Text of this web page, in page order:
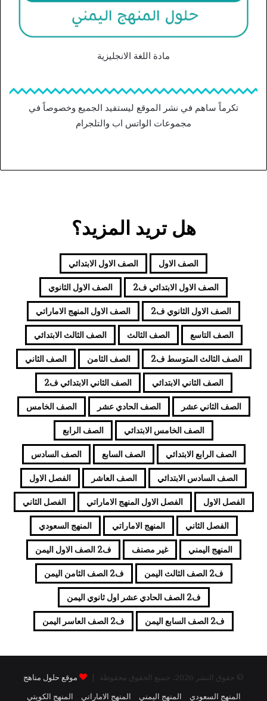
مادة اللغة الانجليزية
تكرماً ساهم في نشر الموقع ليستفيد الجميع وخصوصاً في
مجموعات الواتس اب والتلجرام
هل تريد المزيد؟
الصف الاول الصف الاول الابتدائي
الصف الاول الابتدائي ف2 الصف الاول الثانوي
الصف الاول الثانوي ف2 الصف الاول المنهج الاماراتي
الصف التاسع الصف الثالث الصف الثالث الابتدائي
الصف الثالث المتوسط ف2 الصف الثامن الصف الثاني
الصف الثاني الابتدائي الصف الثاني الابتدائي ف2
الصف الثاني عشر الصف الحادي عشر الصف الخامس
الصف الخامس الابتدائي الصف الرابع
الصف الرابع الابتدائي الصف السابع الصف السادس
الصف السادس الابتدائي الصف العاشر الفصل الاول
الفصل الاول الفصل الاول المنهج الاماراتي الفصل الثاني
الفصل الثاني المنهج الاماراتي المنهج السعودي
المنهج اليمني غير مصنف ف2 الصف الاول اليمن
ف2 الصف الثالث اليمن ف2 الصف الثامن اليمن
ف2 الصف الحادي عشر اول ثانوي اليمن
ف2 الصف السابع اليمن ف2 الصف العاسر اليمن
© حقوق النشر 2026، جميع الحقوق محفوظة |
موقع حلول مناهج
المنهج السعودي
المنهج اليمني المنهج الاماراتي المنهج الكويتي